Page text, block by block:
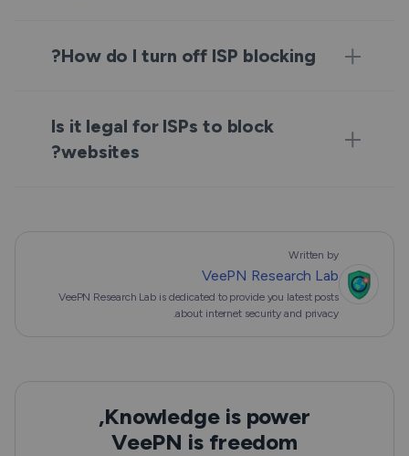
How do I turn off ISP blocking?
Is it legal for ISPs to block
websites?
Written by
VeePN Research Lab
VeePN Research Lab is dedicated to provide you latest posts
about internet security and privacy.
Knowledge is power,
VeePN is freedom